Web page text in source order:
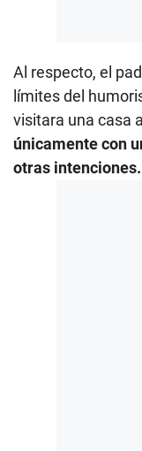
Al respecto, el
límites del
visitara una casa
únicamente con
otras intenciones.